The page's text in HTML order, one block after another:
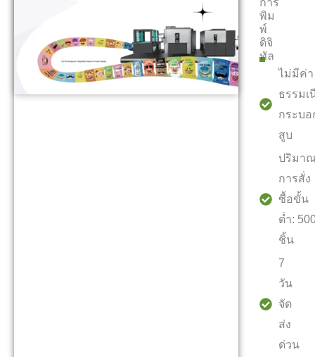
การ
พิม
พ์
ดิจิ
ทัล
ไม่มีค่า
ธรรมเ
กระบอ
สูบ
ปริมา
การสั่ง
ซื้อขั้น
ต่ำ:
ชิ้น
7
วัน
จัด
ส่ง
ด่วน